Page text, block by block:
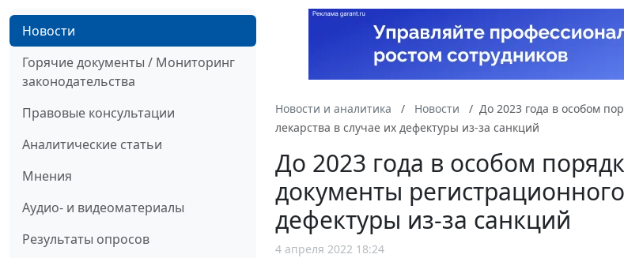
Новости
Горячие документы / Мониторинг
законодательства
Правовые консультации
Аналитические статьи
Мнения
Аудио- и видеоматериалы
Результаты опросов
Новости и аналитика Новости
До 2023 года в особом
лекарства в случае их дефектуры из-за санкций
До 2023 года в особом
документы
дефектуры из-за санкций
4 апреля 2022 18:24